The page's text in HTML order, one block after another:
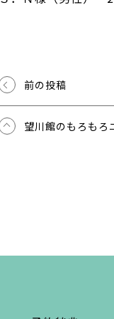
前の投稿
望川館のもろもろ